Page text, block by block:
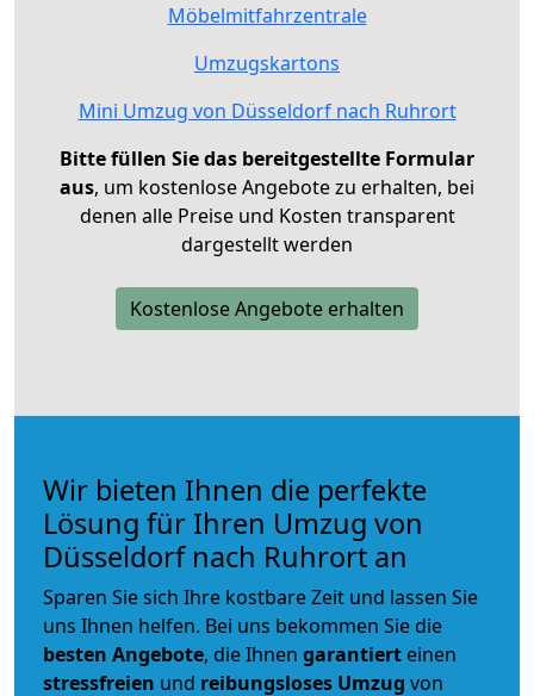
Möbelmitfahrzentrale
Umzugskartons
Mini Umzug von Düsseldorf nach Ruhrort
Bitte füllen Sie das bereitgestellte Formular
aus, um kostenlose Angebote zu erhalten, bei
denen alle Preise und Kosten transparent
dargestellt werden
Kostenlose Angebote erhalten
Wir bieten Ihnen die perfekte
Lösung für Ihren Umzug von
Düsseldorf nach Ruhrort an
Sparen Sie sich Ihre kostbare Zeit und lassen Sie
uns Ihnen helfen. Bei uns bekommen Sie die
besten Angebote, die Ihnen garantiert einen
stressfreien und reibungsloses Umzug von